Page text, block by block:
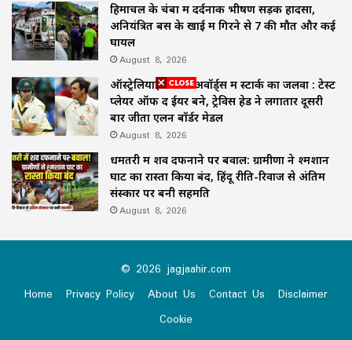
हिमाचल के चंबा में दर्दनाक भीषण सड़क हादसा,
अनियंत्रित बस के खाई में गिरने से 7 की मौत और कई
घायल
August 8, 2026
ऑस्ट्रेलियाई क्रिकेट अवॉर्ड्स में स्टार्क का जलवा : टेस्ट
प्लेयर ऑफ द ईयर बने, ट्रेविस हेड ने लगातार दूसरी
बार जीता एलन बॉर्डर मेडल
August 8, 2026
धमतरी में शव दफनाने पर बवाल: ग्रामीणों ने श्मशान
घाट का रास्ता किया बंद, हिंदू रीति-रिवाज से अंतिम
संस्कार पर बनी सहमति
August 8, 2026
© 2026 jagjaahir.com
Home
Privacy Policy About Us Contact Us
Disclaimer
Cookie